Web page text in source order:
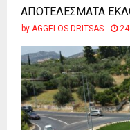
ΑΠΟΤΕΛΕΣΜΑΤΑ
by AGGELOS DRITSAS